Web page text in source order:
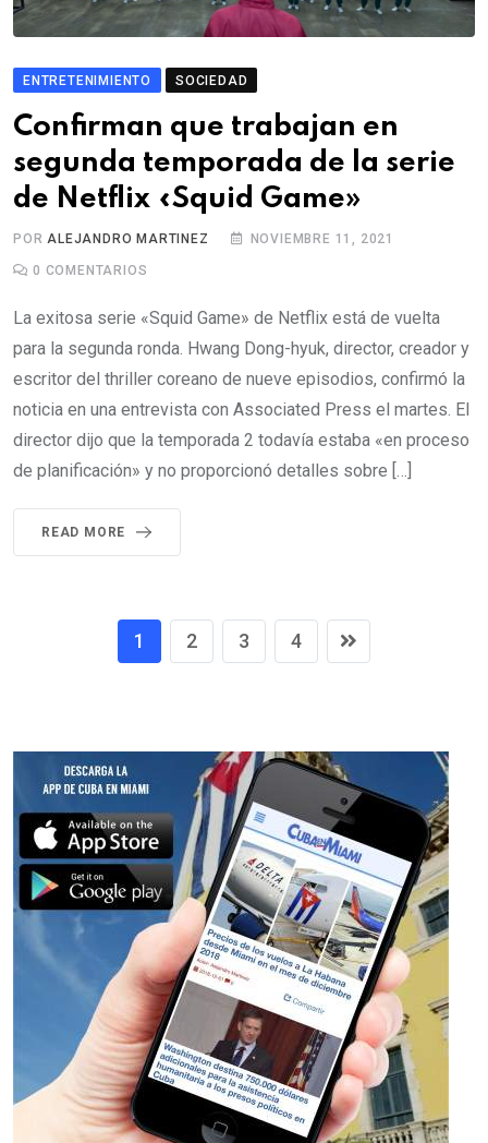
ENTRETENIMIENTO SOCIEDAD
Confirman que trabajan en
segunda temporada de la serie
de Netflix «Squid Game»
PORALEJANDRO MARTINEZ NOVIEMBRE 11, 2021
0 COMENTARIOS
La exitosa serie «Squid Game» de Netflix está de vuelta
para la segunda ronda. Hwang Dong-hyuk, director, creador y
escritor del thriller coreano de nueve episodios, confirmó la
noticia en una entrevista con Associated Press el martes. El
director dijo que la temporada 2 todavía estaba «en proceso
de planificación» y no proporcionó detalles sobre […]
READ MORE
1 2 3 4